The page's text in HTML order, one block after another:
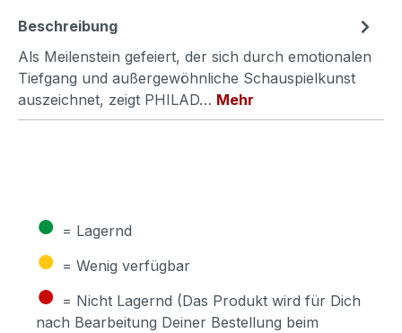
Beschreibung
Als Meilenstein gefeiert, der sich durch emotionalen
Tiefgang und außergewöhnliche Schauspielkunst
auszeichnet, zeigt PHILAD… Mehr
● = Lagernd
● = Wenig verfügbar
● = Nicht Lagernd (Das Produkt wird für Dich
nach Bearbeitung Deiner Bestellung beim